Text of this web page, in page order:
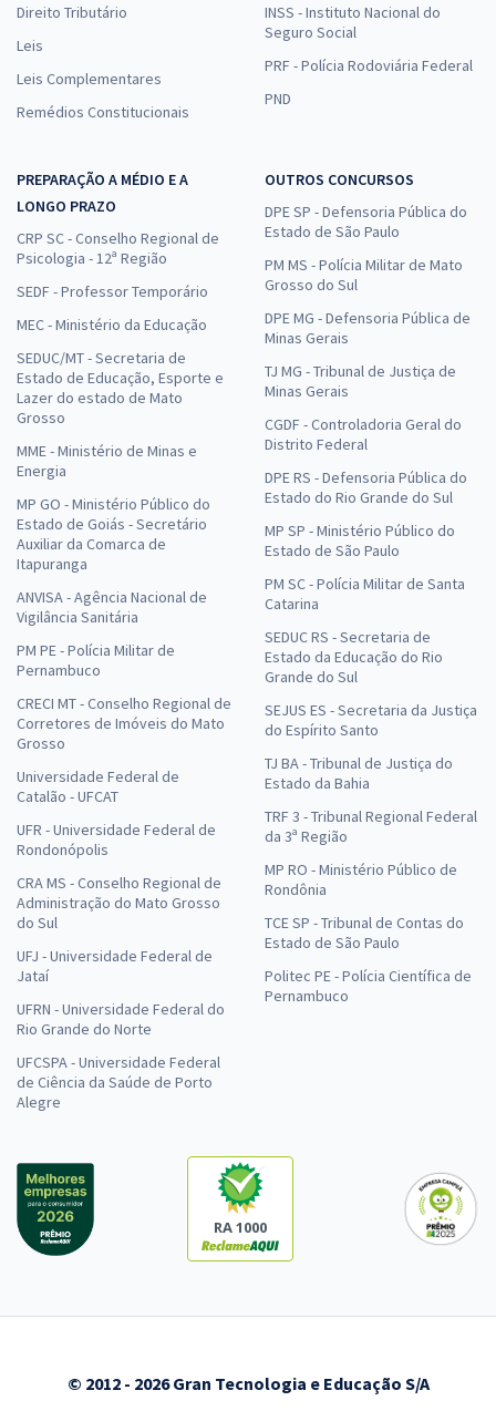
Direito Tributário
Leis
Leis Complementares
Remédios Constitucionais
INSS - Instituto Nacional do
Seguro Social
PRF - Polícia Rodoviária Federal
PND
PREPARAÇÃO A MÉDIO E A
LONGO PRAZO
CRP SC - Conselho Regional de
Psicologia - 12ª Região
SEDF - Professor Temporário
MEC - Ministério da Educação
SEDUC/MT - Secretaria de
Estado de Educação, Esporte e
Lazer do estado de Mato
Grosso
MME - Ministério de Minas e
Energia
MP GO - Ministério Público do
Estado de Goiás - Secretário
Auxiliar da Comarca de
Itapuranga
ANVISA - Agência Nacional de
Vigilância Sanitária
PM PE - Polícia Militar de
Pernambuco
CRECI MT - Conselho Regional de
Corretores de Imóveis do Mato
Grosso
Universidade Federal de
Catalão - UFCAT
UFR - Universidade Federal de
Rondonópolis
CRA MS - Conselho Regional de
Administração do Mato Grosso
do Sul
UFJ - Universidade Federal de
Jataí
UFRN - Universidade Federal do
Rio Grande do Norte
UFCSPA - Universidade Federal
de Ciência da Saúde de Porto
Alegre
OUTROS CONCURSOS
DPE SP - Defensoria Pública do
Estado de São Paulo
PM MS - Polícia Militar de Mato
Grosso do Sul
DPE MG - Defensoria Pública de
Minas Gerais
TJ MG - Tribunal de Justiça de
Minas Gerais
CGDF - Controladoria Geral do
Distrito Federal
DPE RS - Defensoria Pública do
Estado do Rio Grande do Sul
MP SP - Ministério Público do
Estado de São Paulo
PM SC - Polícia Militar de Santa
Catarina
SEDUC RS - Secretaria de
Estado da Educação do Rio
Grande do Sul
SEJUS ES - Secretaria da Justiça
do Espírito Santo
TJ BA - Tribunal de Justiça do
Estado da Bahia
TRF 3 - Tribunal Regional Federal
da 3ª Região
MP RO - Ministério Público de
Rondônia
TCE SP - Tribunal de Contas do
Estado de São Paulo
Politec PE - Polícia Científica de
Pernambuco
RA 1000
© 2012 - 2026 Gran Tecnologia e Educação S/A